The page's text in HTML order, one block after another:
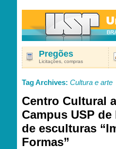
Pregões
Licitações, compras
Tag Archives: Cultura e arte
Centro Cultural
Campus USP
de esculturas
Formas”